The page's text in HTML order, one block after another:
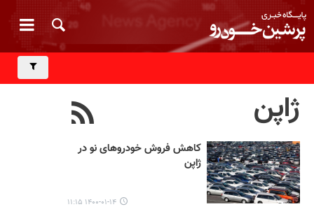
ژاپن
کاهش فروش خودروهای نو در
ژاپن
۱۴۰۰-۰۱-۱۴ ۱۱:۱۵